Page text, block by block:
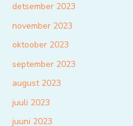
detsember 2023
november 2023
oktoober 2023
september 2023
august 2023
juuli 2023
juuni 2023